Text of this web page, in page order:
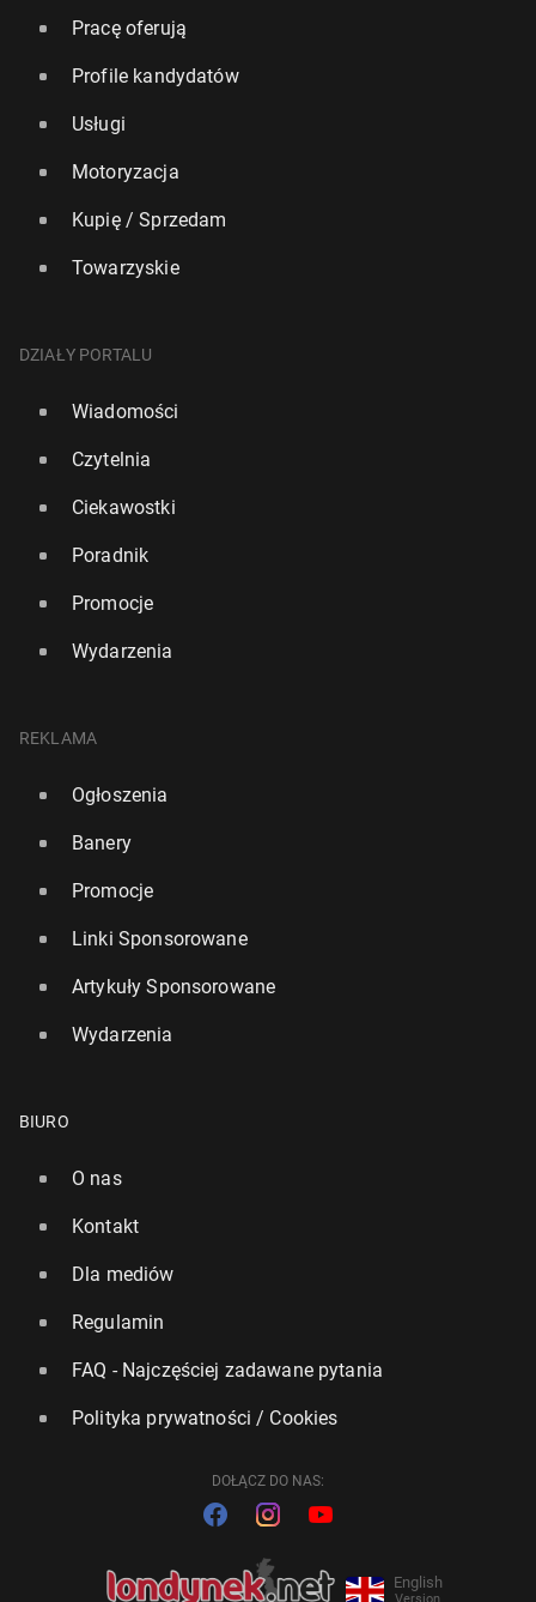
Pracę oferują
Profile kandydatów
Usługi
Motoryzacja
Kupię / Sprzedam
Towarzyskie
DZIAŁY PORTALU
Wiadomości
Czytelnia
Ciekawostki
Poradnik
Promocje
Wydarzenia
REKLAMA
Ogłoszenia
Banery
Promocje
Linki Sponsorowane
Artykuły Sponsorowane
Wydarzenia
BIURO
O nas
Kontakt
Dla mediów
Regulamin
FAQ - Najczęściej zadawane pytania
Polityka prywatności / Cookies
DOŁĄCZ DO NAS:
English
Version